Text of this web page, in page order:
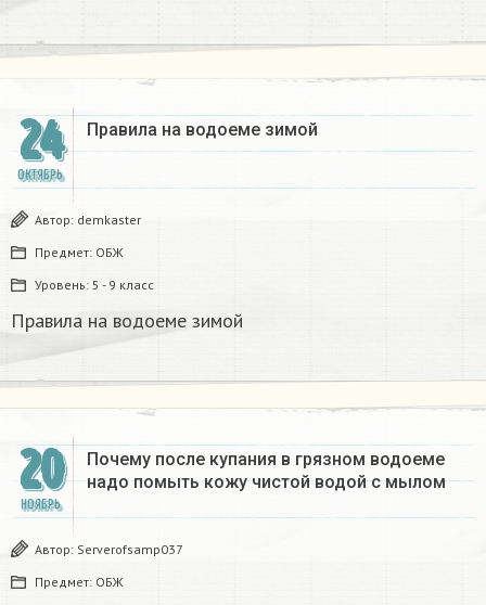
24
ОКТЯБРЬ
Правила на водоеме зимой
Автор: demkaster
Предмет: ОБЖ
Уровень: 5 - 9 класс
Правила на водоеме зимой
20
НОЯБРЬ
Почему после купания в грязном водоеме
надо помыть кожу чистой водой с мылом
Автор: Serverofsamp037
Предмет: ОБЖ